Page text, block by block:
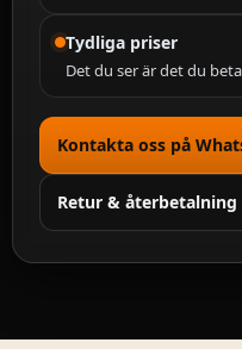
Tydliga priser
Det du ser är det du
Kontakta oss på
Retur & återbetalning